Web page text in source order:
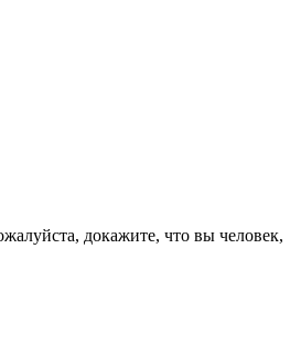
докажите, что вы человек,